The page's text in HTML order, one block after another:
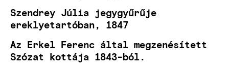
Szendrey Júlia jegygyűrűje
ereklyetartóban, 1847
Az Erkel Ferenc által megzenésített
Szózat kottája 1843-ból.